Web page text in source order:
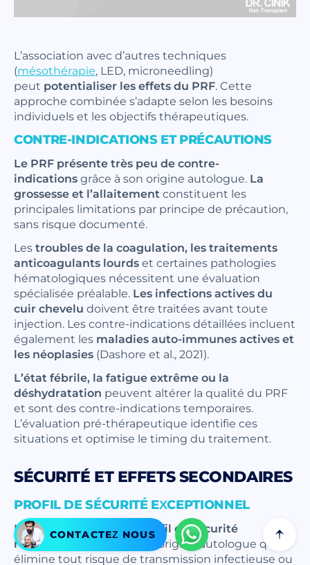
L’association avec d’autres techniques
(mésothérapie, LED, microneedling)
peut potentialiser les effets du PRF. Cette
approche combinée s’adapte selon les besoins
individuels et les objectifs thérapeutiques.
CONTRE-INDICATIONS ET PRÉCAUTIONS
Le PRF présente très peu de contre-
indicationsgrâce à son origine autologue. La
grossesse et l’allaitement constituent les
principales limitations par principe de précaution,
sans risque documenté.
Lestroubles de la coagulation, les traitements
anticoagulants lourdset certaines pathologies
hématologiques nécessitent une évaluation
spécialisée préalable. Les infections actives du
cuir chevelu doivent être traitées avant toute
injection. Les contre-indications détaillées incluent
également les maladies auto-immunes actives et
les néoplasies (Dashore et al., 2021).
L’état fébrile, la fatigue extrême ou la
déshydratation peuvent altérer la qualité du PRF
et sont des contre-indications temporaires.
L’évaluation pré-thérapeutique identifie ces
situations et optimise le timing du traitement.
SÉCURITÉ ET EFFETS SECONDAIRES
PROFIL DE SÉCURITÉ EXCEPTIONNEL
Le PRF bénéficie d’un profil de sécurité
remarquablegrâce à son origine autologue qui
élimine tout risque de transmission infectieuse ou
CONTACTEZ NOUS